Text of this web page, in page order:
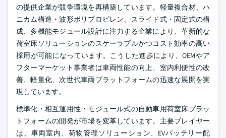
の提供企業が競争環境を再構築しています。軽量複合材、ハ
ニカム構造・波形ポリプロピレン、スライド式・固定式の構
成、多機能モジュール設計に注力する企業により、革新的な
荷室床ソリューションのスケーラブルかつコスト効率の高い
採用が可能になっています。こうした進歩により、OEMやア
フターマーケット事業者は車両性能の向上、室内利便性の改
善、軽量化、次世代車両プラットフォームの迅速な展開を実
現しています。
標準化・相互運用性・モジュール式の自動車用荷室床プラッ
トフォームの開発が市場を変革しています。主要プレイヤー
は、車両室内、荷物管理ソリューション、EVバッテリー配